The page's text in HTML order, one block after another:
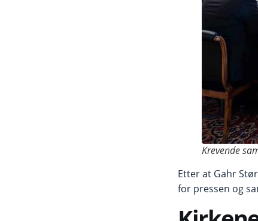
Krevende
Etter at Gahr
for pressen og